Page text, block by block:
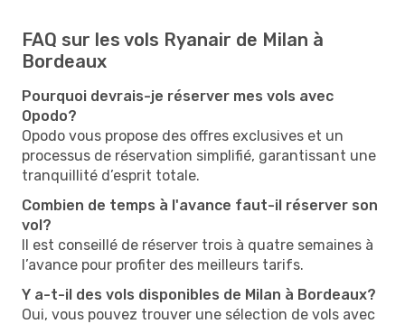
FAQ sur les vols Ryanair de Milan à
Bordeaux
Pourquoi devrais-je réserver mes vols avec
Opodo?
Opodo vous propose des offres exclusives et un
processus de réservation simplifié, garantissant une
tranquillité d’esprit totale.
Combien de temps à l'avance faut-il réserver son
vol?
Il est conseillé de réserver trois à quatre semaines à
l’avance pour profiter des meilleurs tarifs.
Y a-t-il des vols disponibles de Milan à Bordeaux?
Oui, vous pouvez trouver une sélection de vols avec